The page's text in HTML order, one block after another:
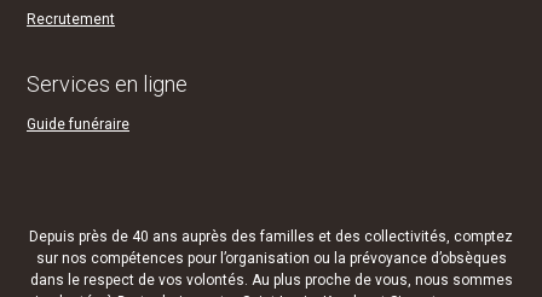
Recrutement
Services en ligne
Guide funéraire
Depuis près de 40 ans auprès des familles et des collectivités, comptez
sur nos compétences pour l’organisation ou la prévoyance d’obsèques
dans le respect de vos volontés. Au plus proche de vous, nous sommes